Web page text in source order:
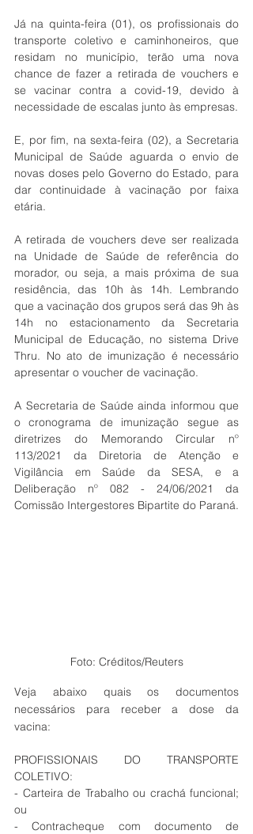
Já na quinta-feira (01), os profissionais do
transporte coletivo e caminhoneiros, que
residam no município, terão uma nova
chance de fazer a retirada de vouchers e
se vacinar contra a covid-19, devido à
E, por fim, na sexta-feira (02), a Secretaria
Municipal de Saúde aguarda o envio de
novas doses pelo Governo do Estado, para
dar continuidade à vacinação por faixa
etária.
A retirada de vouchers deve ser realizada
na Unidade de Saúde de referência do
morador, ou seja, a mais próxima de sua
residência, das 10h às 14h. Lembrando
que a vacinação dos grupos será das 9h às
14h no estacionamento da Secretaria
Municipal de Educação, no sistema Drive
Thru. No ato de imunização é necessário
apresentar o voucher de vacinação.
A Secretaria de Saúde ainda informou que
o cronograma de imunização segue as
diretrizes do Memorando Circular nº
113/2021 da Diretoria de Atenção e
Vigilância em Saúde da SESA, e a
Deliberação nº 082 - 24/06/2021 da
Foto: Créditos/Reuters
Veja abaixo quais os documentos
necessários para receber a dose da
vacina:
PROFISSIONAIS DO TRANSPORTE
COLETIVO:
- Carteira de Trabalho ou crachá funcional;
ou
- Contracheque com documento de